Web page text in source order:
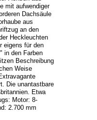
mit aufwendiger
Dachsäule
aus
an den
Heckleuchten
eigens für den
in den Farben
Beschreibung
Weise
Die unantastbare
Etwa
Motor: 8-
2.700 mm